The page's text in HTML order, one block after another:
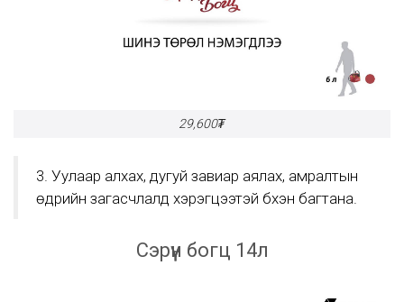
29,600₮
3. Уулаар алхах, дугуй завиар аялах, амралтын
өдрийн загасчлалд хэрэгцээтэй бүхэн багтана.
Сэрүүн богц 14л